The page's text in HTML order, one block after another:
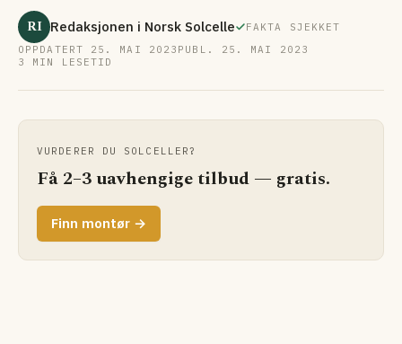
RI Redaksjonen i Norsk Solcelle
FAKTA SJEKKET
OPPDATERT 25. MAI 2023 PUBL. 25. MAI 2023
3 MIN LESETID
VURDERER DU SOLCELLER?
Få 2–3 uavhengige tilbud — gratis.
Finn montør →